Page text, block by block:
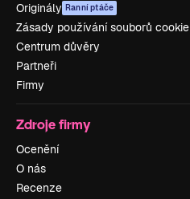
Originály Ranní ptáče
Zásady používání souborů cookie
Centrum důvěry
Partneři
Firmy
Zdroje firmy
Ocenění
O nás
Recenze